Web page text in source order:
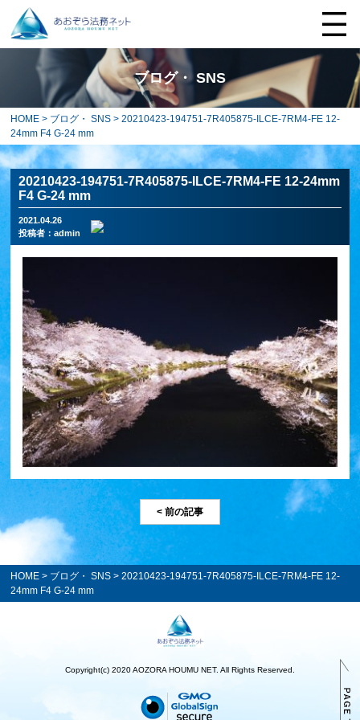
ブログ・ SNS
HOME > ブログ・ SNS > 20210423-194751-7R405875-ILCE-7RM4-FE 12-
24mm F4 G-24 mm
20210423-194751-7R405875-ILCE-7RM4-FE 12-24mm
F4 G-24 mm
2021.04.26
投稿者：admin
< 前の記事
HOME > ブログ・ SNS > 20210423-194751-7R405875-ILCE-7RM4-FE 12-
24mm F4 G-24 mm
Copyright(c) 2020 AOZORA HOUMU NET. All Rights Reserved.